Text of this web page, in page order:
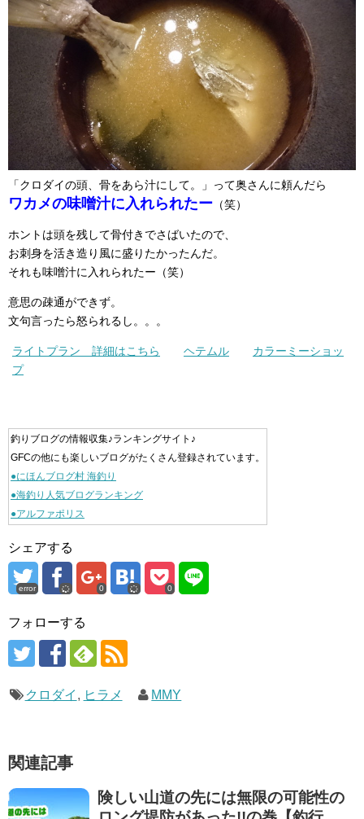
「クロダイの頭、骨をあら汁にして。」って奥さんに頼んだら
ワカメの味噌汁に入れられたー （笑）
ホントは頭を残して骨付きでさばいたので、
お刺身を活き造り風に盛りたかったんだ。
それも味噌汁に入れられたー（笑）
意思の疎通ができず。
文句言ったら怒られるし。。。
ライトプラン 詳細はこちら ヘテムル
カラーミーショッ
プ
釣りブログの情報収集♪ランキングサイト♪
GFCの他にも楽しいブログがたくさん登録されています。
●にほんブログ村 海釣り
●海釣り人気ブログランキング
●アルファポリス
シェアする
error 0 0
フォローする
クロダイ , ヒラメ MMY
関連記事
険しい山道の先には無限の可能性の